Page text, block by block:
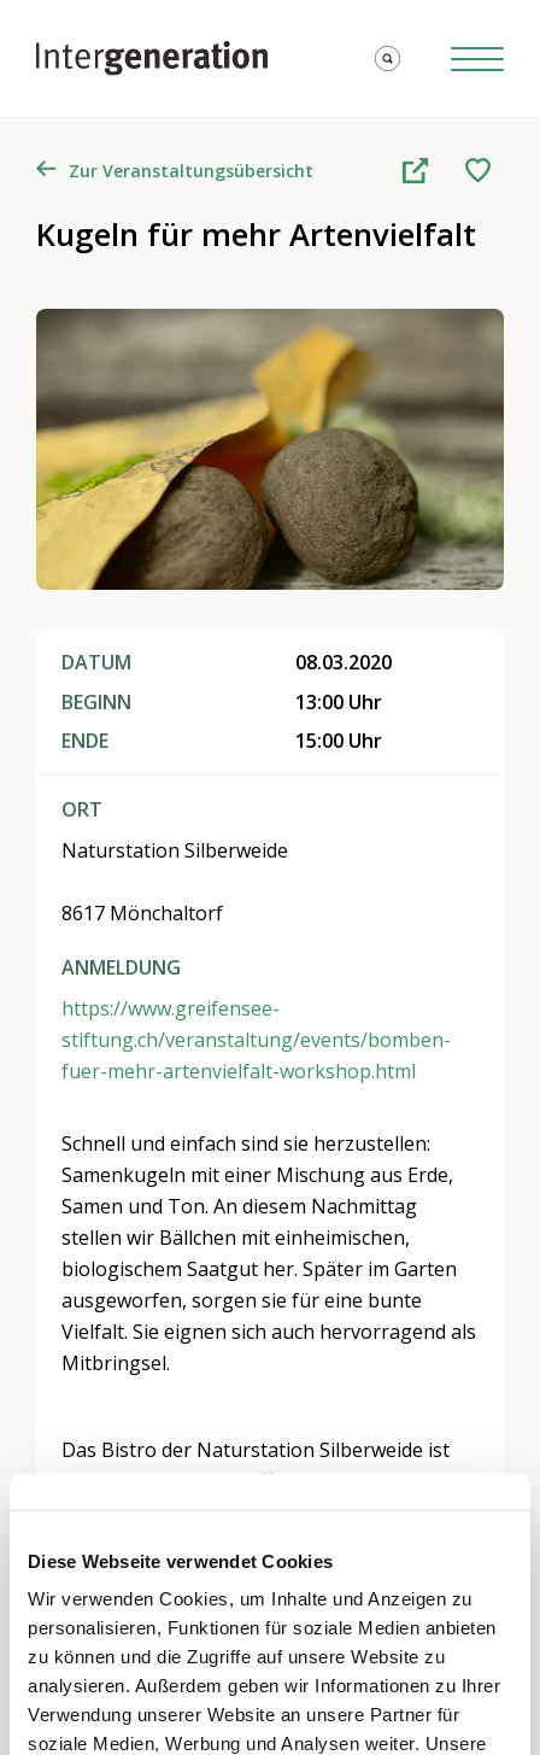
Diese Webseite verwendet Cookies
Wir verwenden Cookies, um Inhalte und Anzeigen zu
personalisieren, Funktionen für soziale Medien anbieten
zu können und die Zugriffe auf unsere Website zu
analysieren. Außerdem geben wir Informationen zu Ihrer
Verwendung unserer Website an unsere Partner für
soziale Medien, Werbung und Analysen weiter. Unsere
Zur Veranstaltungsübersicht
Kugeln für mehr Artenvielfalt
DATUM
BEGINN
ENDE
08.03.2020
13:00 Uhr
15:00 Uhr
ORT
Naturstation Silberweide
8617 Mönchaltorf
ANMELDUNG
https://www.greifensee-
stiftung.ch/veranstaltung/events/bomben-
fuer-mehr-artenvielfalt-workshop.html
Schnell und einfach sind sie herzustellen:
Samenkugeln mit einer Mischung aus Erde,
Samen und Ton. An diesem Nachmittag
stellen wir Bällchen mit einheimischen,
biologischem Saatgut her. Später im Garten
ausgeworfen, sorgen sie für eine bunte
Vielfalt. Sie eignen sich auch hervorragend als
Mitbringsel.
Das Bistro der Naturstation Silberweide ist
von 13 bis 16 Uhr geöffnet.
Keine Anmeldung notwendig. Kosten: Eintritt
in die Naturstation und freiwillige Spende für
Material
Weitere
Informationenhttps://www.greifensee-
stiftung.ch/veranstaltung/events/bomben-